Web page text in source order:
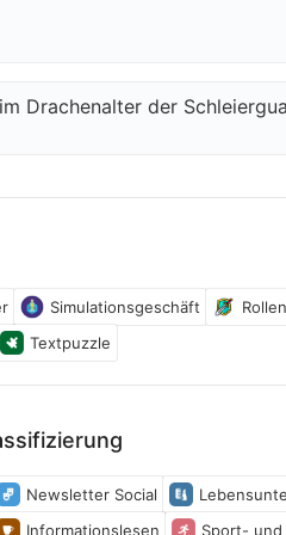
Drachenalter der
Simulationsgeschäft
Textpuzzle
Newsletter Social
Informationslesen Sport-